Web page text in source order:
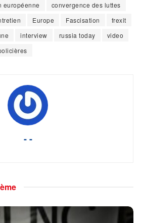
européenne
convergence des luttes
Europe Fascisation
frexit
interview russia today
video
- -